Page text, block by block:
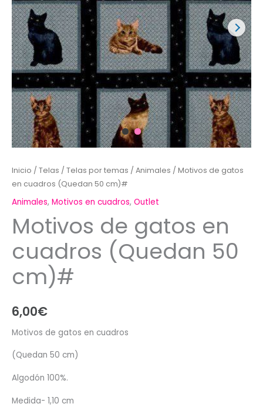
Inicio / Telas / Telas por temas / Animales / Motivos de gatos
en cuadros (Quedan 50 cm)#
Animales, Motivos en cuadros, Outlet
Motivos de gatos en
cuadros (Quedan 50
cm)#
6,00€
Motivos de gatos en cuadros
(Quedan 50 cm)
Algodón 100%.
Medida- 1,10 cm